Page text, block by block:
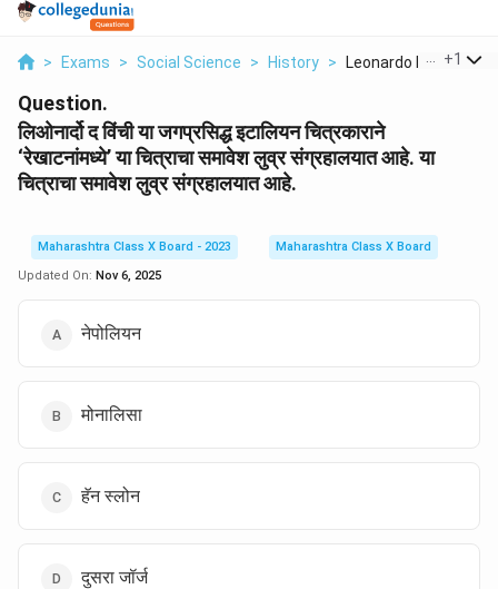
> Exams > Social Science > History > Leonardo Da Vinci Y ...
+1
Question.
लिओनार्दो द विंची या जगप्रसिद्ध इटालियन चित्रकाराने
‘रेखाटनांमध्ये’ या चित्राचा समावेश लुव्र संग्रहालयात आहे. या
चित्राचा समावेश लुव्र संग्रहालयात आहे.
Maharashtra Class X Board - 2023
Maharashtra Class X Board
Updated On: Nov 6, 2025
नेपोलियन
मोनालिसा
हॅन स्लोन
दुसरा जॉर्ज